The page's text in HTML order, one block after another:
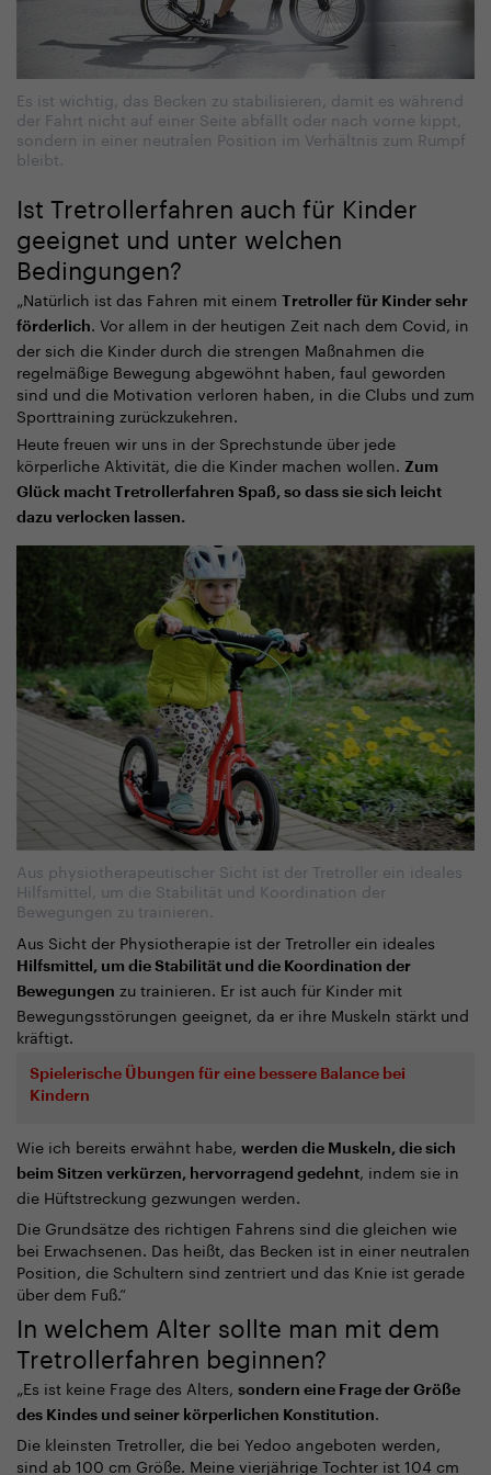
Es ist wichtig, das Becken zu stabilisieren, damit es während
der Fahrt nicht auf einer Seite abfällt oder nach vorne kippt,
sondern in einer neutralen Position im Verhältnis zum Rumpf
bleibt.
Ist Tretrollerfahren auch für Kinder
geeignet und unter welchen
Bedingungen?
„Natürlich ist das Fahren mit einem Tretroller für Kinder sehr
förderlich. Vor allem in der heutigen Zeit nach dem Covid, in
der sich die Kinder durch die strengen Maßnahmen die
regelmäßige Bewegung abgewöhnt haben, faul geworden
sind und die Motivation verloren haben, in die Clubs und zum
Sporttraining zurückzukehren.
Heute freuen wir uns in der Sprechstunde über jede
körperliche Aktivität, die die Kinder machen wollen. Zum
Glück macht Tretrollerfahren Spaß, so dass sie sich leicht
dazu verlocken lassen.
Aus physiotherapeutischer Sicht ist der Tretroller ein ideales
Hilfsmittel, um die Stabilität und Koordination der
Bewegungen zu trainieren.
Aus Sicht der Physiotherapie ist der Tretroller ein ideales
Hilfsmittel, um die Stabilität und die Koordination der
Bewegungen zu trainieren. Er ist auch für Kinder mit
Bewegungsstörungen geeignet, da er ihre Muskeln stärkt und
kräftigt.
Spielerische Übungen für eine bessere Balance bei
Kindern
Wie ich bereits erwähnt habe, werden die Muskeln, die sich
beim Sitzen verkürzen, hervorragend gedehnt, indem sie in
die Hüftstreckung gezwungen werden.
Die Grundsätze des richtigen Fahrens sind die gleichen wie
bei Erwachsenen. Das heißt, das Becken ist in einer neutralen
Position, die Schultern sind zentriert und das Knie ist gerade
über dem Fuß.“
In welchem Alter sollte man mit dem
Tretrollerfahren beginnen?
„Es ist keine Frage des Alters, sondern eine Frage der Größe
des Kindes und seiner körperlichen Konstitution.
Die kleinsten Tretroller, die bei Yedoo angeboten werden,
sind ab 100 cm Größe. Meine vierjährige Tochter ist 104 cm